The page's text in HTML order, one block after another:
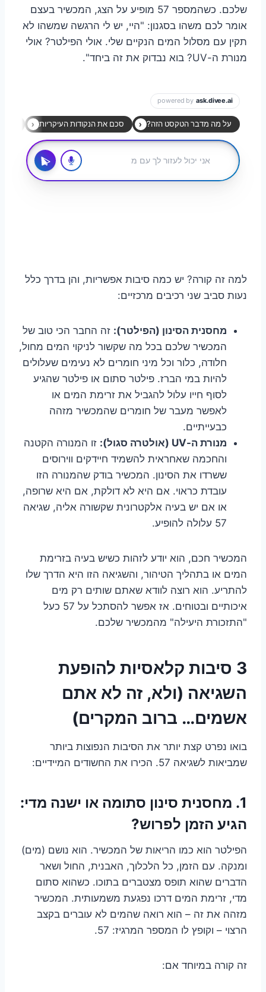
שלכם. כשהמספר 57 מופיע על הצג, המכשיר בעצם
אומר לכם משהו בסגנון: "היי, יש לי הרגשה שמשהו לא
תקין עם מסלול המים הנקיים שלי. אולי הפילטר? אולי
מנורת ה-UV? בוא נבדוק את זה ביחד".
למה זה קורה? יש כמה סיבות אפשריות, והן בדרך כלל
נעות סביב שני רכיבים מרכזיים:
מחסנית הסינון (הפילטר): זה החבר הכי טוב של
המכשיר שלכם בכל מה שקשור לניקוי המים מחול,
חלודה, כלור וכל מיני חומרים לא נעימים שעלולים
להיות במי הברז. פילטר סתום או פילטר שהגיע
לסוף חייו עלול להגביל את זרימת המים או
לאפשר מעבר של חומרים שהמכשיר מזהה
כבעייתיים.
מנורת ה-UV (אולטרה סגול):
זו המנורה הקטנה
והחכמה שאחראית להשמיד חיידקים ווירוסים
ששרדו את הסינון. המכשיר בודק שהמנורה הזו
עובדת כראוי. אם היא לא דולקת, אם היא שרופה,
או אם יש בעיה אלקטרונית שקשורה אליה, שגיאה
57 עלולה להופיע.
המכשיר חכם, הוא יודע לזהות כשיש בעיה בזרימת
המים או בתהליך הטיהור, והשגיאה הזו היא הדרך שלו
להתריע. הוא רוצה לוודא שאתם שותים רק מים
איכותיים ובטוחים. אז אפשר להסתכל על 57 כעל
"התזכורת היעילה" מהמכשיר שלכם.
3 סיבות קלאסיות להופעת
השגיאה (ולא, זה לא אתם
אשמים… ברוב המקרים)
בואו נפרט קצת יותר את הסיבות הנפוצות ביותר
שמביאות לשגיאה 57. הכירו את החשודים המיידיים:
1. מחסנית סינון סתומה או ישנה מדי:
הגיע הזמן לפרוש?
הפילטר הוא כמו הריאות של המכשיר. הוא נושם (מים)
ומנקה. עם הזמן, כל הלכלוך, האבנית, החול ושאר
הדברים שהוא תופס מצטברים בתוכו. כשהוא סתום
מדי, זרימת המים דרכו נפגעת משמעותית. המכשיר
מזהה את זה – הוא רואה שהמים לא עוברים בקצב
הרצוי – וקופץ לו המספר המרגיז: 57.
זה קורה במיוחד אם: